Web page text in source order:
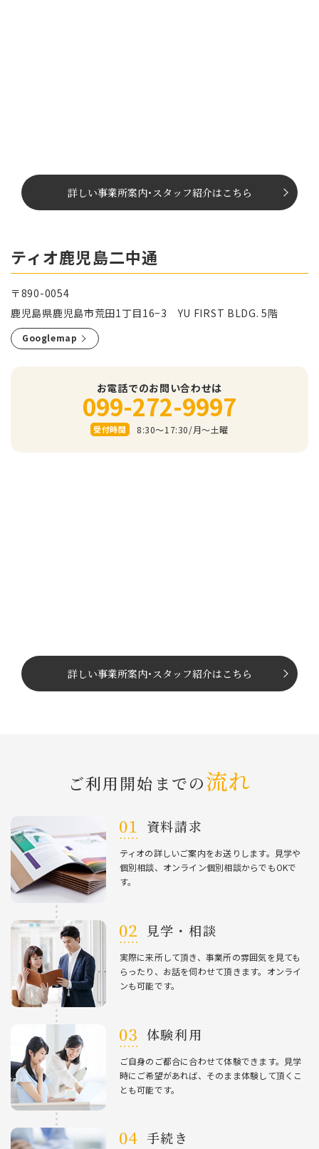
詳しい事業所案内･ スタッフ紹介はこちら
ティオ鹿児島二中通
〒890-0054
鹿児島県鹿児島市荒田1丁目16−3 YU FIRST BLDG. 5階
Googlemap
お電話でのお問い合わせは
099-272-9997
受付時間 8:30～17:30/⽉〜⼟曜
詳しい事業所案内･スタッフ紹介はこちら
ご利⽤開始までの流れ
資料請求
ティオの詳しいご案内をお送りします。⾒学や
個別相談、オンライン個別相談からでもOKで
す。
⾒学・相談
実際に来所して頂き、事業所の雰囲気を⾒ても
らったり、お話を伺わせて頂きます。オンライ
ンも可能です。
体験利⽤
ご⾃⾝のご都合に合わせて体験できます。⾒学
時にご希望があれば、そのまま体験して頂くこ
とも可能です。
⼿続き